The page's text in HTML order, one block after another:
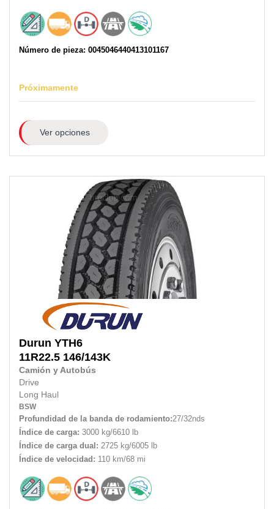
Número de pieza: 0045046440413101167
Próximamente
Ver opciones
Durun YTH6
11R22.5 146/143K
Camión y Autobús
Drive
Long Haul
BSW
Profundidad de la banda de rodamiento:27/32nds
Índice de carga: 3000 kg/6610 lb
Índice de carga dual: 2725 kg/6005 lb
Índice de velocidad: 110 km/68 mi